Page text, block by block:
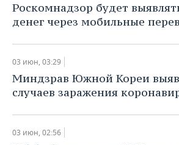
КИБЕРСПОРТ
ВОДНЫЕ ВИДЫ СПОРТА
ХОККЕЙ С МЯЧОМ
КУЛЬТУРА
ОБРАЗОВАНИЕ
ПРОИСШЕСТВИЯ
СПИСОК КОМПАНИЙ
Роскомнадзор будет
денег через мобильные
03 июн, 03:29
Миндзрав Южной Кореи
случаев заражения
03 июн, 02:56